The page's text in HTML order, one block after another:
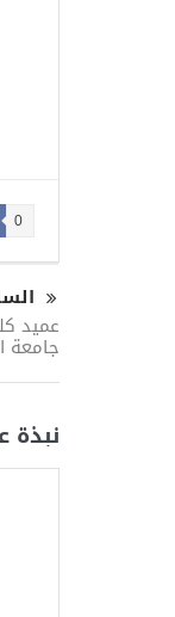
0
عميد
جامعة
نبذة